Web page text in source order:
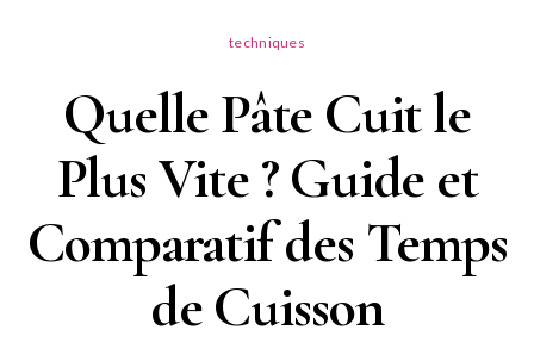
techniques
Quelle Pâte Cuit le
Plus Vite ? Guide et
Comparatif des Temps
de Cuisson